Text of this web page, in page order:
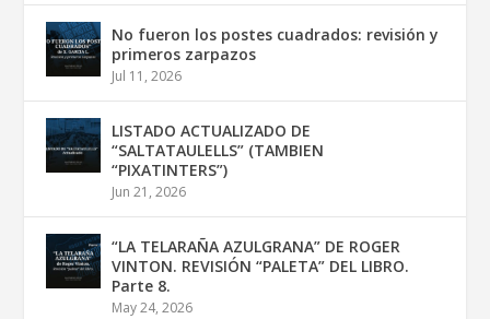
No fueron los postes cuadrados: revisión y
primeros zarpazos
Jul 11, 2026
LISTADO ACTUALIZADO DE
“SALTATAULELLS” (TAMBIEN
“PIXATINTERS”)
Jun 21, 2026
“LA TELARAÑA AZULGRANA” DE ROGER
VINTON. REVISIÓN “PALETA” DEL LIBRO.
Parte 8.
May 24, 2026